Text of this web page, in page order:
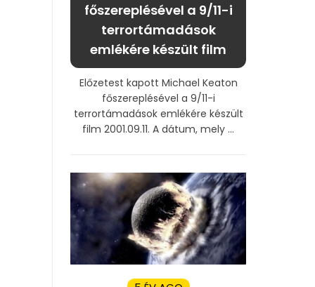
főszereplésével a 9/11-i
terrortámadások
emlékére készült film
Előzetest kapott Michael Keaton
főszereplésével a 9/11-i
terrortámadások emlékére készült
film 2001.09.11. A dátum, mely ...